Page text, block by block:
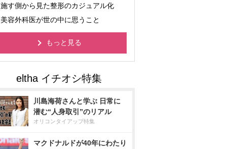
施す側から見た整形のカジュアル化
美容外科医が世の中に思うこと
もっと見る
川島海荷さんと学ぶ 日常に
潜む“人身取引”のリアル
オリコンタイアップ特集
マクドナルドが40年にわたり